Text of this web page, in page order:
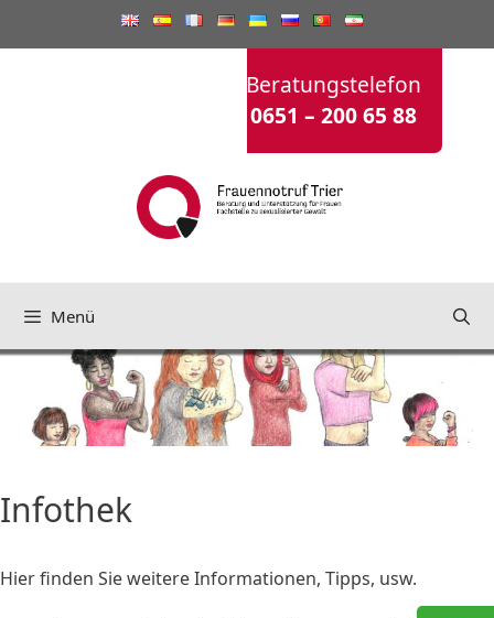
Beratungstelefon
0651 – 200 65 88
Menü
Infothek
Hier finden Sie weitere Informationen, Tipps, usw.